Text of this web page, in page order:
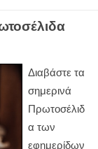
Διαβάστε τα
σημερινά
Πρωτοσέλιδ
α των
εφημερίδων